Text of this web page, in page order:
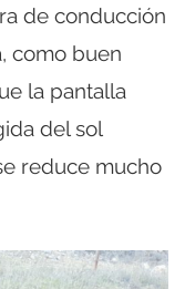
de conducción
como buen
la pantalla
del sol
reduce mucho